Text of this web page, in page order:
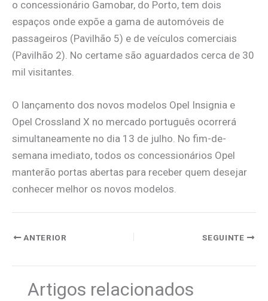
o concessionário Gamobar, do Porto, tem dois
espaços onde expõe a gama de automóveis de
passageiros (Pavilhão 5) e de veículos comerciais
(Pavilhão 2). No certame são aguardados cerca de 30
mil visitantes.
O lançamento dos novos modelos Opel Insignia e
Opel Crossland X no mercado português ocorrerá
simultaneamente no dia 13 de julho. No fim-de-
semana imediato, todos os concessionários Opel
manterão portas abertas para receber quem desejar
conhecer melhor os novos modelos.
ANTERIOR SEGUINTE
Artigos relacionados